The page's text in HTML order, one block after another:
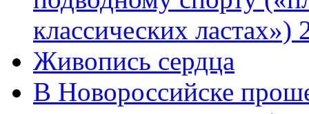
классических
Живопись сердца
В Новороссийске